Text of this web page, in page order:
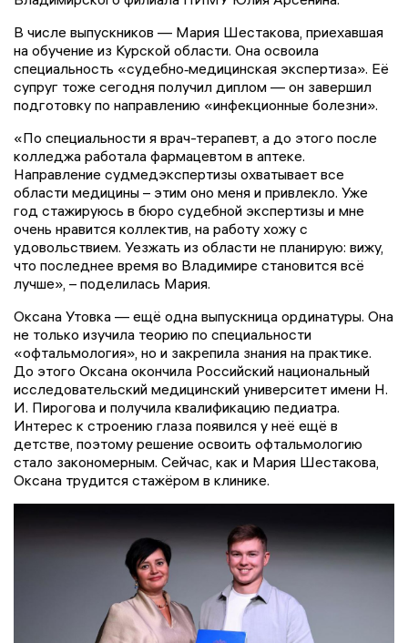
В числе выпускников — Мария Шестакова, приехавшая
на обучение из Курской области. Она освоила
специальность «судебно‑медицинская экспертиза». Её
супруг тоже сегодня получил диплом — он завершил
подготовку по направлению «инфекционные болезни».
«По специальности я врач-терапевт, а до этого после
колледжа работала фармацевтом в аптеке.
Направление судмедэкспертизы охватывает все
области медицины – этим оно меня и привлекло. Уже
год стажируюсь в бюро судебной экспертизы и мне
очень нравится коллектив, на работу хожу с
удовольствием. Уезжать из области не планирую: вижу,
что последнее время во Владимире становится всё
лучше», – поделилась Мария.
Оксана Утовка — ещё одна выпускница ординатуры. Она
не только изучила теорию по специальности
«офтальмология», но и закрепила знания на практике.
До этого Оксана окончила Российский национальный
исследовательский медицинский университет имени Н.
И. Пирогова и получила квалификацию педиатра.
Интерес к строению глаза появился у неё ещё в
детстве, поэтому решение освоить офтальмологию
стало закономерным. Сейчас, как и Мария Шестакова,
Оксана трудится стажёром в клинике.